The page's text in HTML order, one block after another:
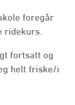
foregår
fortsatt og
helt friske/i